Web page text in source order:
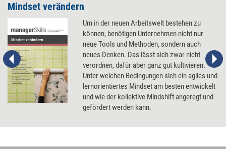
Mindset verändern
Um in der neuen Arbeitswelt bestehen zu
können, benötigen Unternehmen nicht nur
neue Tools und Methoden, sondern auch
neues Denken. Das lässt sich zwar nicht
verordnen, dafür aber ganz gut kultivieren.
Unter welchen Bedingungen sich ein agiles und
lernorientiertes Mindset am besten entwickelt
und wie der kollektive Mindshift angeregt und
gefördert werden kann.